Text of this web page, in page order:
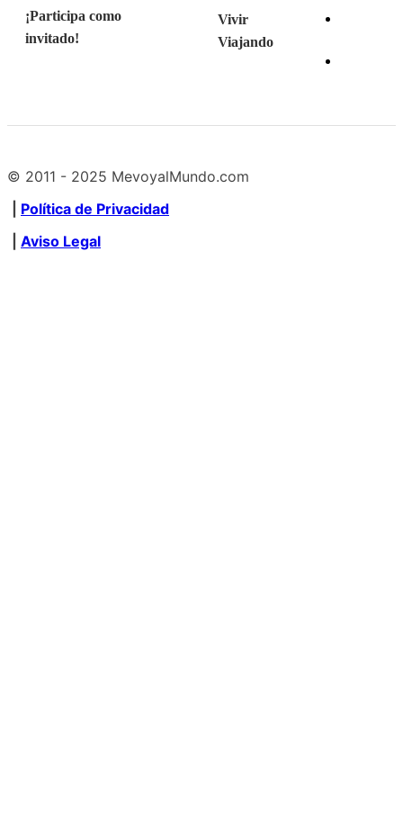
¡Participa como
invitado!
Vivir
Viajando
© 2011 - 2025 MevoyalMundo.com
Política de Privacidad
Aviso Legal